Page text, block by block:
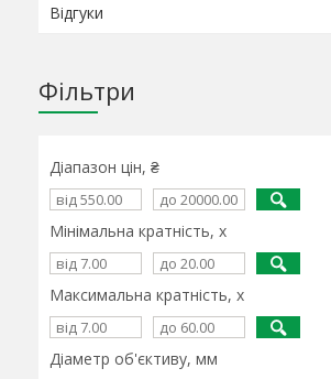
Відгуки
Фільтри
Діапазон цін, ₴
Мінімальна кратність, х
Максимальна кратність, х
Діаметр об'єктиву, мм